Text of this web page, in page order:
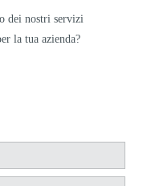
dei nostri servizi
la tua azienda?